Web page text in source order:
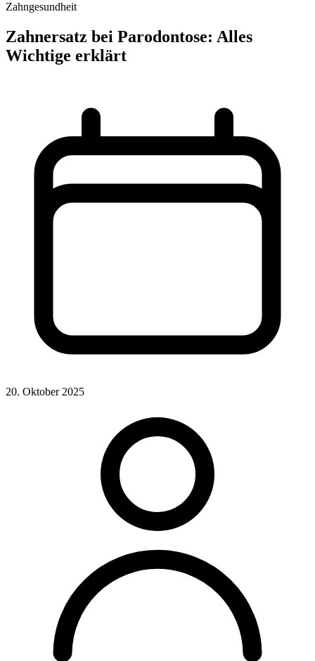
Zahngesundheit
Zahnersatz bei Parodontose: Alles
Wichtige erklärt
20. Oktober 2025